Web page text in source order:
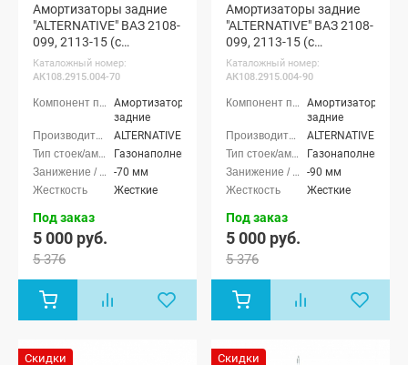
Амортизаторы задние
"ALTERNATIVE" ВАЗ 2108-
099, 2113-15 (с
занижением -70 мм)
Каталожный номер:
АК108.2915.004-70
Амортизаторы
задние
ALTERNATIVE
Газонаполненные
-70 мм
Жесткие
Под заказ
5 000 руб.
5 376
Амортизаторы задние
"ALTERNATIVE" ВАЗ 2108-
099, 2113-15 (с
занижением -90 мм)
Каталожный номер:
АК108.2915.004-90
Амортизаторы
задние
ALTERNATIVE
Газонаполненные
-90 мм
Жесткие
Под заказ
5 000 руб.
5 376
Скидки Скидки